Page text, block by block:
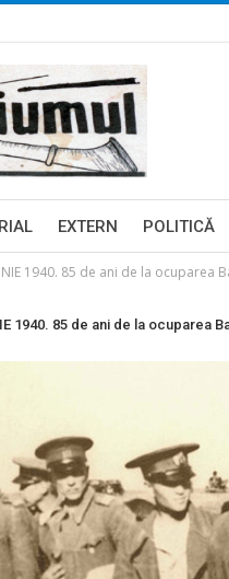
EXTERN POLITICĂ
1940. 85 de ani de la ocuparea
1940. 85 de ani de la ocuparea